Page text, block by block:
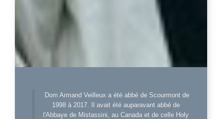
Dom Armand Veilleux a été abbé de Scourmont de
1998 à 2017. Il avait été auparavant abbé de
l'Abbaye de Mistassini, au Canada et de celle Holy